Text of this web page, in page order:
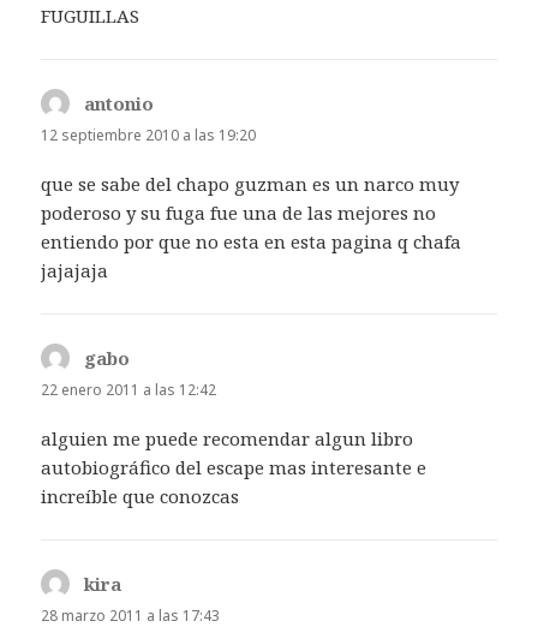
FUGUILLAS
antonio
12 septiembre 2010 a las 19:20
que se sabe del chapo guzman es un narco muy
poderoso y su fuga fue una de las mejores no
entiendo por que no esta en esta pagina q chafa
jajajaja
gabo
22 enero 2011 a las 12:42
alguien me puede recomendar algun libro
autobiográfico del escape mas interesante e
increíble que conozcas
kira
28 marzo 2011 a las 17:43